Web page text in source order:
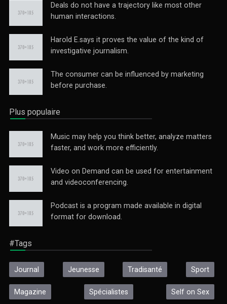
Deals do not have a trajectory like most other
human interactions.
Harold E.says it proves the value of the kind of
investigative journalism.
The consumer can be influenced by marketing
before purchase.
Plus populaire
Music may help you think better, analyze matters
faster, and work more efficiently.
Video on Demand can be used for entertainment
and videoconferencing.
Podcast is a program made available in digital
format for download.
#Tags
Journal Jeunesse Tradisanté Sport
Magazine Spécialistes Self on Sex